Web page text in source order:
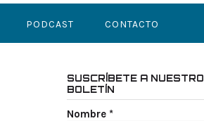
PODCAST CONTACTO
SUSCRÍBETE A NUESTRO
BOLETÍN
Nombre *